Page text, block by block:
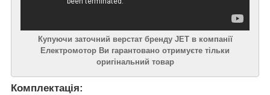
Купуючи заточний верстат бренду JET в компанії
Електромотор Ви гарантовано отримуєте тільки
оригінальний товар
Комплектація: